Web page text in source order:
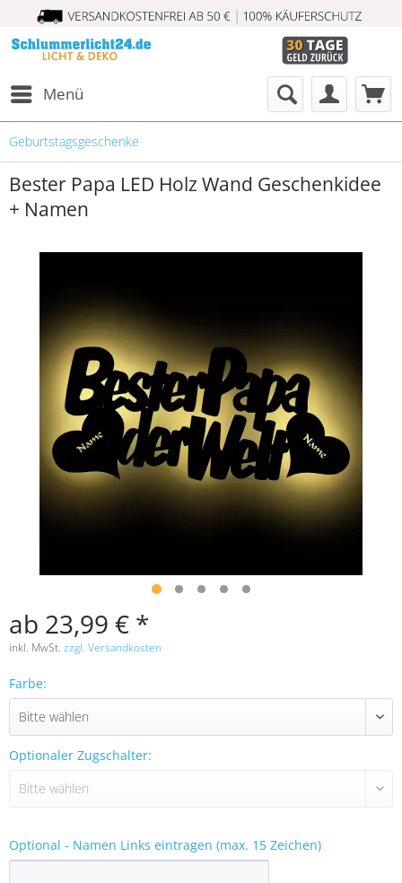
Menü
Geburtstagsgeschenke
Bester Papa LED Holz Wand Geschenkidee
+ Namen
ab 23,99 € *
inkl. MwSt. zzgl. Versandkosten
Farbe:
Optionaler Zugschalter:
Optional - Namen Links eintragen (max. 15 Zeichen)